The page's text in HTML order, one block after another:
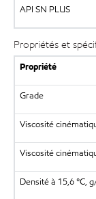
API SN PLUS
Propriétés et
Propriété
Grade
Viscosité
Viscosité
Densité à 15,6 °C,